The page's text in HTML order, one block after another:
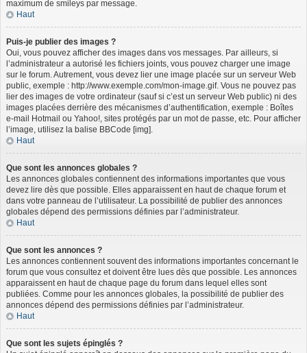
maximum de smileys par message.
Haut
Puis-je publier des images ?
Oui, vous pouvez afficher des images dans vos messages. Par ailleurs, si
l’administrateur a autorisé les fichiers joints, vous pouvez charger une image
sur le forum. Autrement, vous devez lier une image placée sur un serveur Web
public, exemple : http://www.exemple.com/mon-image.gif. Vous ne pouvez pas
lier des images de votre ordinateur (sauf si c’est un serveur Web public) ni des
images placées derrière des mécanismes d’authentification, exemple : Boîtes
e-mail Hotmail ou Yahoo!, sites protégés par un mot de passe, etc. Pour afficher
l’image, utilisez la balise BBCode [img].
Haut
Que sont les annonces globales ?
Les annonces globales contiennent des informations importantes que vous
devez lire dès que possible. Elles apparaissent en haut de chaque forum et
dans votre panneau de l’utilisateur. La possibilité de publier des annonces
globales dépend des permissions définies par l’administrateur.
Haut
Que sont les annonces ?
Les annonces contiennent souvent des informations importantes concernant le
forum que vous consultez et doivent être lues dès que possible. Les annonces
apparaissent en haut de chaque page du forum dans lequel elles sont
publiées. Comme pour les annonces globales, la possibilité de publier des
annonces dépend des permissions définies par l’administrateur.
Haut
Que sont les sujets épinglés ?